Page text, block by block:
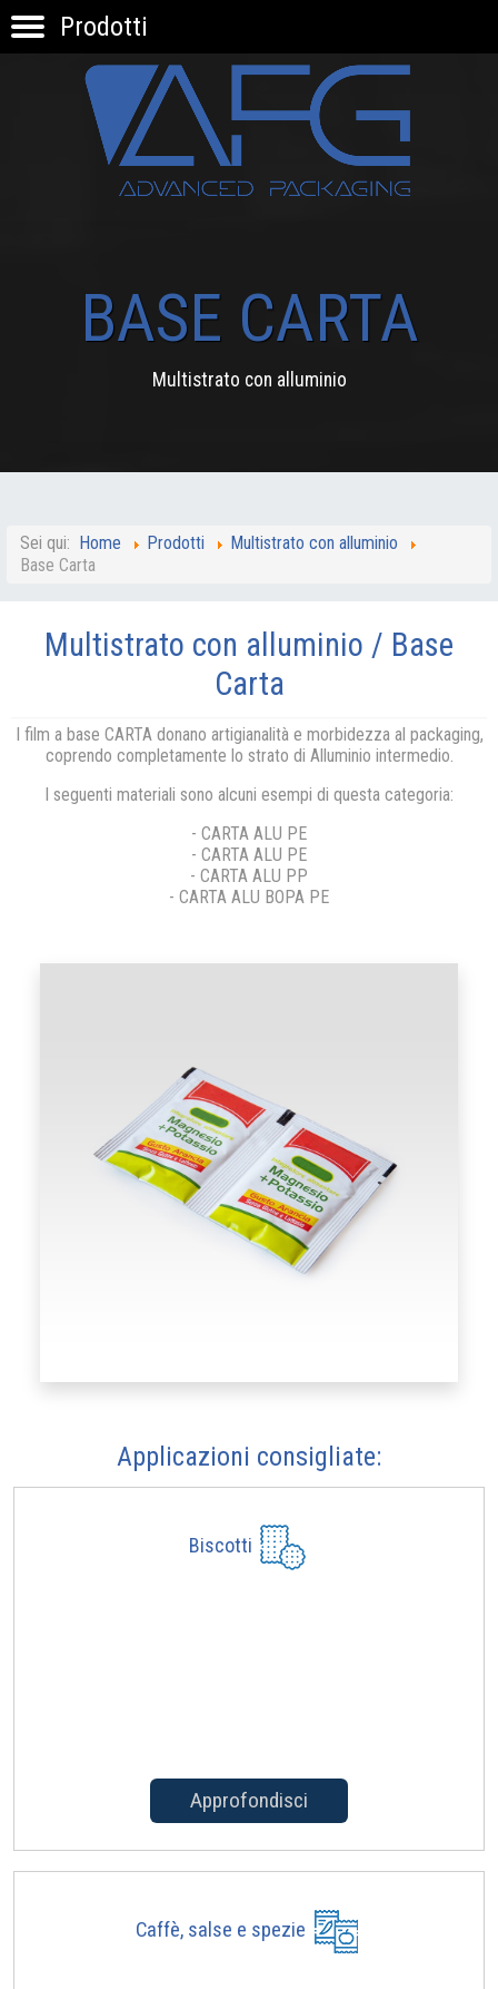
PRODOTTI
APPLICAZIONI
KNOW-HOW
INNOVAZIONE
CONTATTI
Prodotti
BASE CARTA
Multistrato con alluminio
Sei qui: Home Prodotti
Multistrato con alluminio
Base Carta
Multistrato con alluminio / Base
Carta
I film a base CARTA donano artigianalità e morbidezza al packaging,
coprendo completamente lo strato di Alluminio intermedio.
I seguenti materiali sono alcuni esempi di questa categoria:
- CARTA ALU PE
- CARTA ALU PE
- CARTA ALU PP
- CARTA ALU BOPA PE
Applicazioni consigliate:
Biscotti
Approfondisci
Caffè, salse e spezie